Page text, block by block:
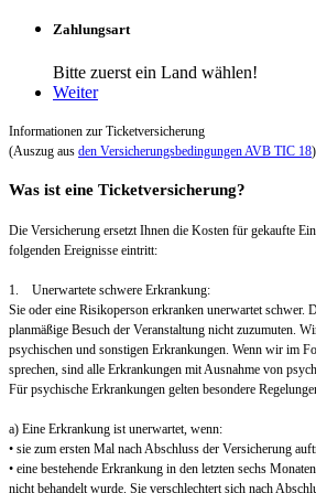
Zahlungsart
Bitte zuerst ein Land wählen!
Weiter
Informationen zur Ticketversicherung
(Auszug aus den Versicherungsbedingungen AVB TIC 18)
Was ist eine Ticketversicherung?
Die Versicherung ersetzt Ihnen die Kosten für gekaufte
folgenden Ereignisse eintritt:
1. Unerwartete schwere Erkrankung:
Sie oder eine Risikoperson erkranken unerwartet schwer.
planmäßige Besuch der Veranstaltung nicht zuzumuten.
psychischen und sonstigen Erkrankungen. Wenn wir im
sprechen, sind alle Erkrankungen mit Ausnahme von
Für psychische Erkrankungen gelten besondere
a) Eine Erkrankung ist unerwartet, wenn:
• sie zum ersten Mal nach Abschluss der Versicherung
• eine bestehende Erkrankung in den letzten sechs
nicht behandelt wurde. Sie verschlechtert sich nach